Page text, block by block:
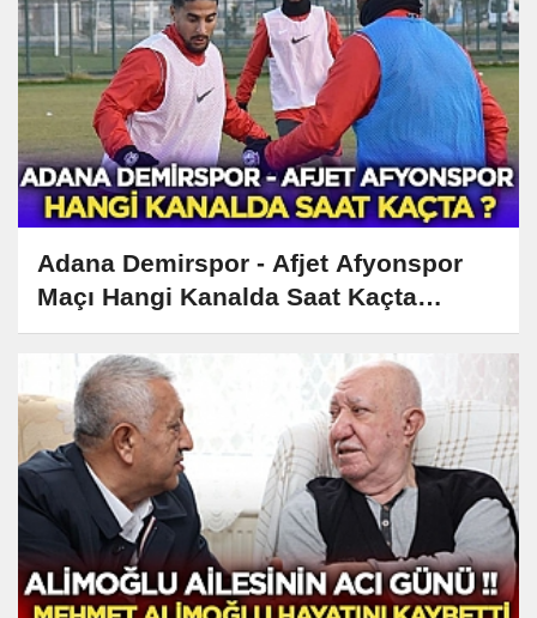
Adana Demirspor - Afjet Afyonspor
Maçı Hangi Kanalda Saat Kaçta
Yayınlanacak?